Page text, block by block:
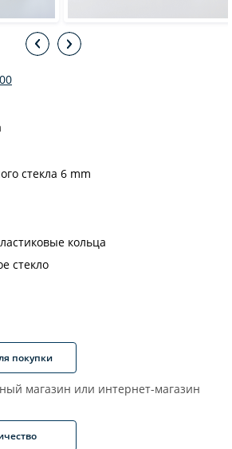
стекла 6 mm
кольца
стекло
покупки
магазин или интернет-магазин